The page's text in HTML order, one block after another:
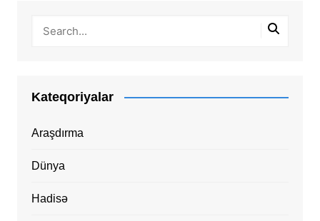
Kateqoriyalar
Araşdırma
Dünya
Hadisə